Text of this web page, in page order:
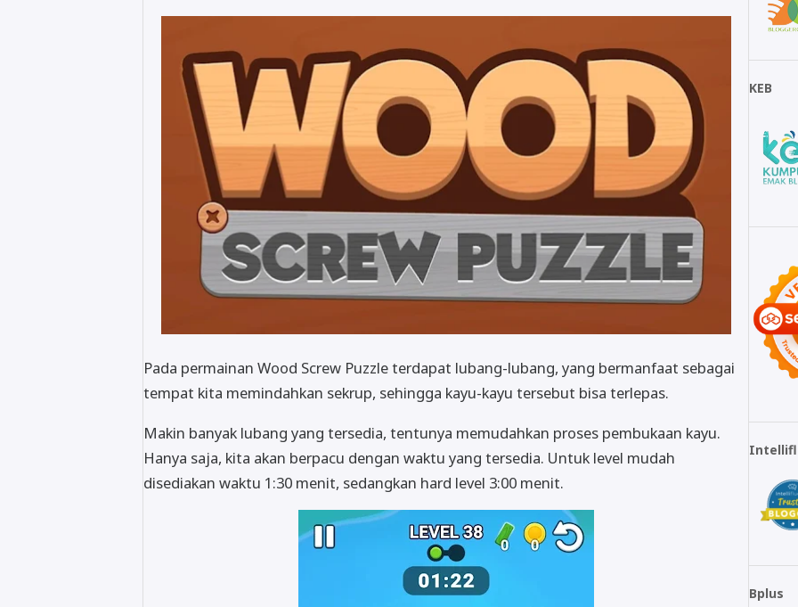
Pada permainan Wood Screw Puzzle terdapat lubang-lubang, yang bermanfaat sebagai
tempat kita memindahkan sekrup, sehingga kayu-kayu tersebut bisa terlepas.
Makin banyak lubang yang tersedia, tentunya memudahkan proses pembukaan kayu.
Hanya saja, kita akan berpacu dengan waktu yang tersedia. Untuk level mudah
disediakan waktu 1:30 menit, sedangkan hard level 3:00 menit.
KEB
Bplus